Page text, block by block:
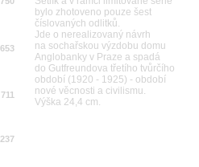
bylo zhotoveno pouze šest
číslovaných odlitků.
Jde o nerealizovaný návrh
na sochařskou výzdobu domu
Anglobanky v Praze a spadá
do Gutfreundova třetího tvůrčího
období (1920 - 1925) - období
nové věcnosti a civilismu.
Výška 24,4 cm.